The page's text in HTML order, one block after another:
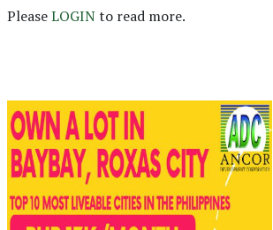
PleaseLOGINto read more.